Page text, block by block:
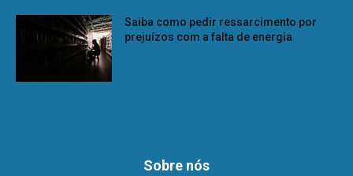
Saiba como pedir ressarcimento por
prejuízos com a falta de energia
Sobre nós